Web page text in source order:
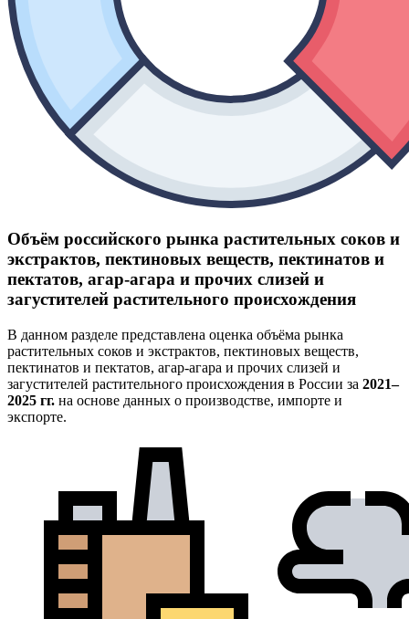
Объём российского рынка растительных соков и
экстрактов, пектиновых веществ, пектинатов и
пектатов, агар-агара и прочих слизей и
загустителей растительного происхождения
В данном разделе представлена оценка объёма рынка
растительных соков и экстрактов, пектиновых веществ,
пектинатов и пектатов, агар-агара и прочих слизей и
загустителей растительного происхождения в России за 2021–
2025 гг. на основе данных о производстве, импорте и
экспорте.